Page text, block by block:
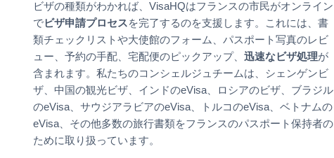
ビザの種類がわかれば、VisaHQはフランスの市民がオンライン
でビザ申請プロセスを完了するのを支援します。これには、書
類チェックリストや大使館のフォーム、パスポート写真のレビ
ュー、予約の手配、宅配便のピックアップ、 迅速なビザ処理が
含まれます。私たちのコンシェルジュチームは、シェンゲンビ
ザ、中国の観光ビザ、インドのeVisa、ロシアのビザ、ブラジル
のeVisa、サウジアラビアのeVisa、トルコのeVisa、ベトナムの
eVisa、その他多数の旅行書類をフランスのパスポート保持者の
ために取り扱っています。